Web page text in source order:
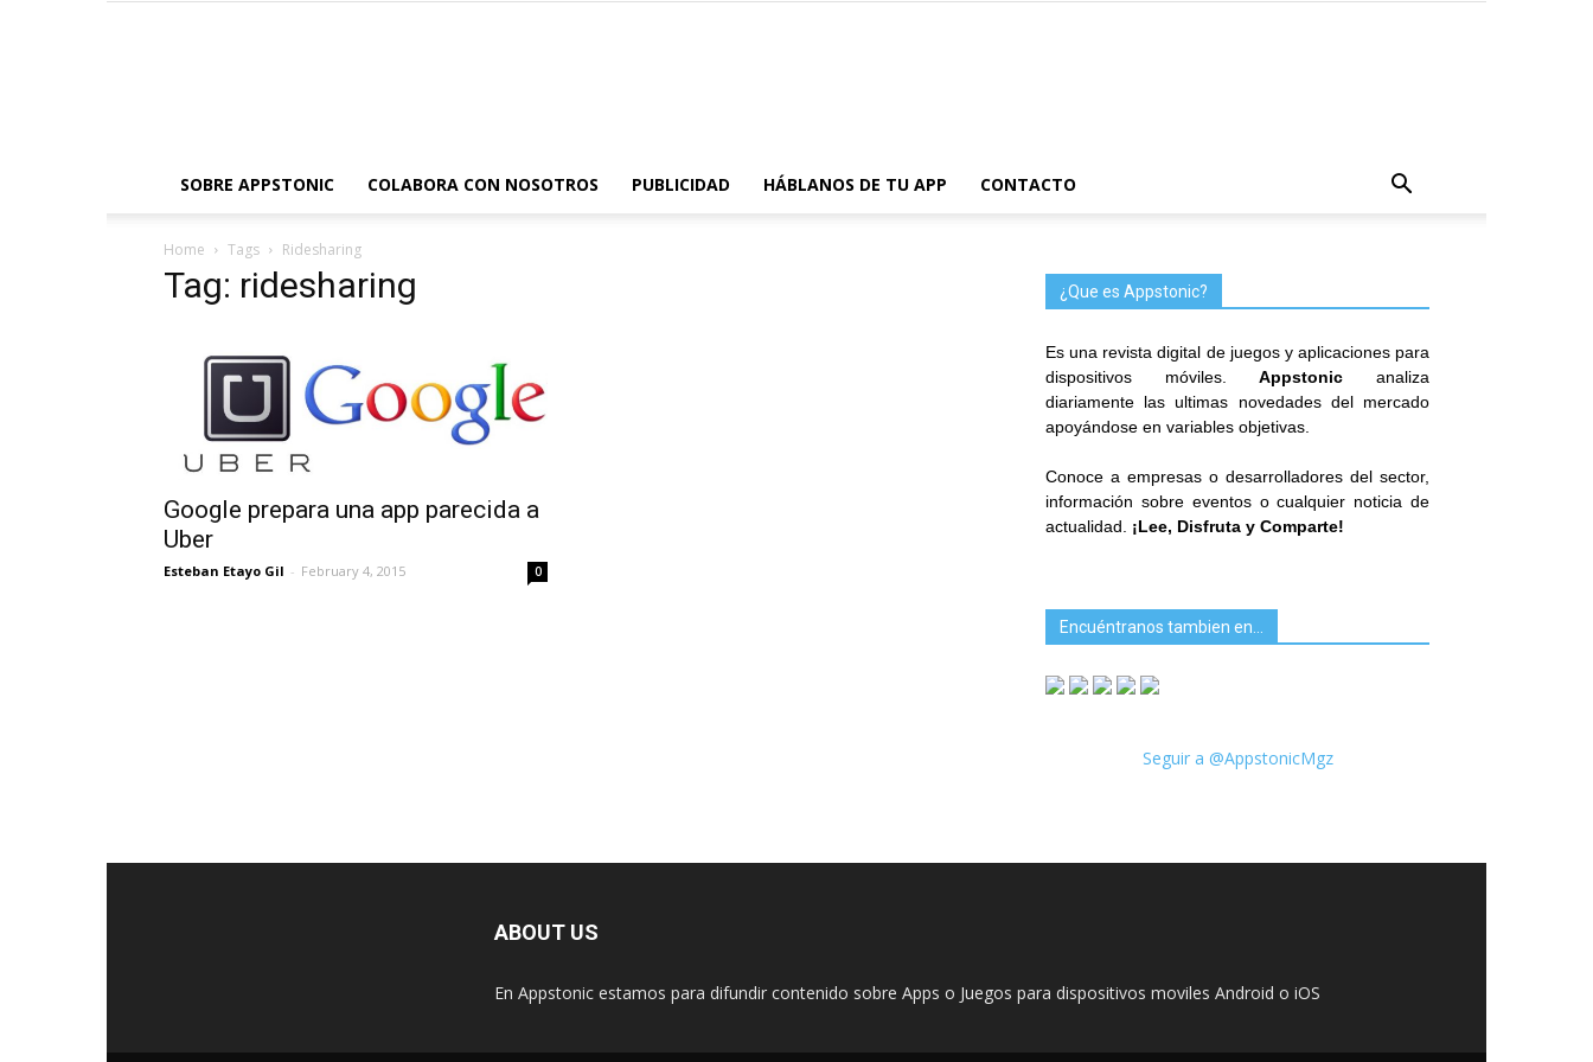
SOBRE APPSTONIC COLABORA CON NOSOTROS PUBLICIDAD HÁBLANOS DE TU APP CONTACTO
Home Tags Ridesharing
Tag: ridesharing
Google prepara una app parecida a
Uber
Esteban Etayo Gil - February 4, 2015 0
¿Que es Appstonic?
Es una revista digital de juegos y aplicaciones para
dispositivos móviles.Appstonic analiza
diariamente las ultimas novedades del mercado
apoyándose en variables objetivas.
Conoce a empresas o desarrolladores del sector,
información sobre eventos o cualquier noticia de
actualidad. ¡Lee, Disfruta y Comparte!
Encuéntranos tambien en…
Seguir a @AppstonicMgz
ABOUT US
En Appstonic estamos para difundir contenido sobre Apps o Juegos para dispositivos moviles Android o iOS